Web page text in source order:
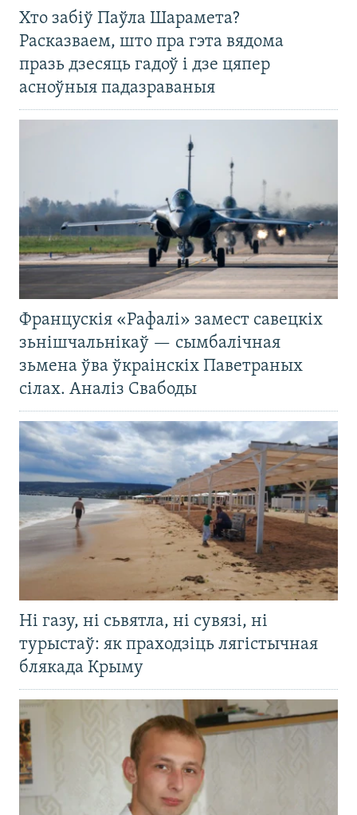
Хто забіў Паўла Шарамета?
Расказваем, што пра гэта вядома
празь дзесяць гадоў і дзе цяпер
асноўныя падазраваныя
Францускія «Рафалі» замест савецкіх
зьнішчальнікаў — сымбалічная
зьмена ўва ўкраінскіх Паветраных
сілах. Аналіз Свабоды
Ні газу, ні сьвятла, ні сувязі, ні
турыстаў: як праходзіць лягістычная
блякада Крыму